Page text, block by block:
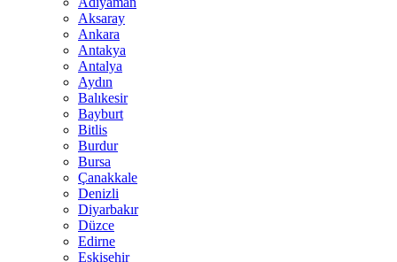
Aksaray
Ankara
Antakya
Antalya
Aydın
Balıkesir
Bayburt
Bitlis
Burdur
Bursa
Çanakkale
Denizli
Diyarbakır
Düzce
Edirne
Eskişehir